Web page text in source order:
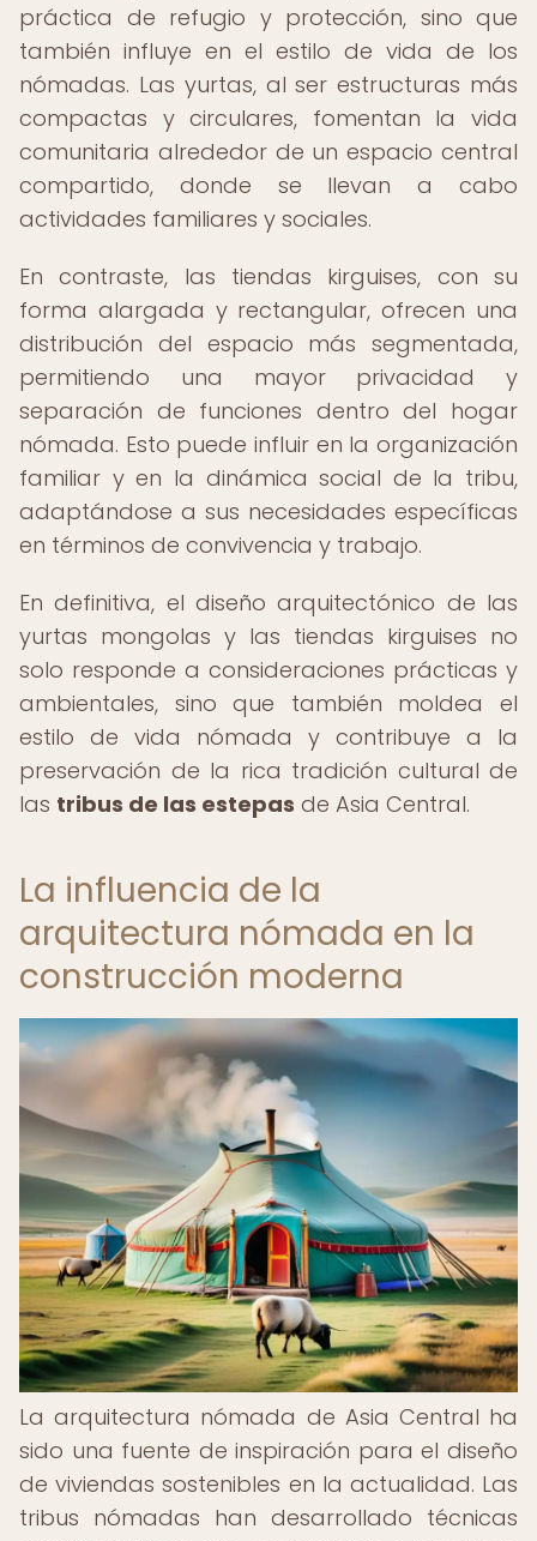
práctica de refugio y protección, sino que
también influye en el estilo de vida de los
nómadas. Las yurtas, al ser estructuras más
compactas y circulares, fomentan la vida
comunitaria alrededor de un espacio central
compartido, donde se llevan a cabo
actividades familiares y sociales.
En contraste, las tiendas kirguises, con su
forma alargada y rectangular, ofrecen una
distribución del espacio más segmentada,
permitiendo una mayor privacidad y
separación de funciones dentro del hogar
nómada. Esto puede influir en la organización
familiar y en la dinámica social de la tribu,
adaptándose a sus necesidades específicas
en términos de convivencia y trabajo.
En definitiva, el diseño arquitectónico de las
yurtas mongolas y las tiendas kirguises no
solo responde a consideraciones prácticas y
ambientales, sino que también moldea el
estilo de vida nómada y contribuye a la
preservación de la rica tradición cultural de
las tribus de las estepas de Asia Central.
La influencia de la
arquitectura nómada en la
construcción moderna
La arquitectura nómada de Asia Central ha
sido una fuente de inspiración para el diseño
de viviendas sostenibles en la actualidad. Las
tribus nómadas han desarrollado técnicas